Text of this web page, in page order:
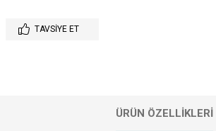
TAVSIYE ET
ÜRÜN ÖZELLIKLERI